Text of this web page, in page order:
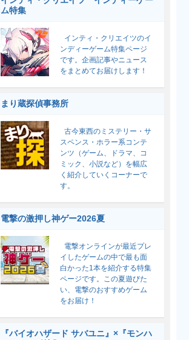
ム特集
インティ・クリエイツのイ
ンディーゲーム特集ページ
です。企画記事やニュース
をまとめてお届けします！
まり蔵探偵事務所
古今東西のミステリー・サ
スペンス・ホラー系コンテ
ンツ（ゲーム、ドラマ、コ
ミック、小説など）を幅広
く紹介していくコーナーで
す。
電撃の激押し神ゲー2026夏
電撃オンラインが最近プレ
イしたゲームの中で最も面
白かった1本を紹介する特集
ページです。この夏遊びた
い、電撃のおすすめゲーム
をお届け！
『バイオハザード サバユニ』×『モンハ